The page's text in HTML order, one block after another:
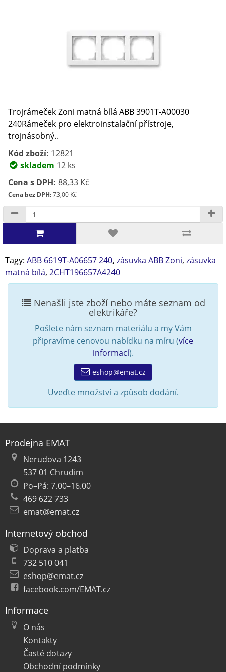
Trojrámeček Zoni matná bílá ABB 3901T-A00030
240Rámeček pro elektroinstalační přístroje,
trojnásobný..
Kód zboží: 12821
skladem 12 ks
Cena s DPH: 88,33 Kč
Cena bez DPH:73,00 Kč
Tagy: ABB 6619T-A06657 240, zásuvka ABB Zoni, zásuvka
matná bílá, 2CHT196657A4240
Nenašli jste zboží nebo máte seznam od
elektrikáře?
Pošlete nám seznam materiálu a my Vám
připravíme cenovou nabídku na míru (více
informací).
eshop@emat.cz
Uveďte množství a způsob dodání.
Prodejna EMAT
Nerudova 1243
537 01 Chrudim
Po–Pá: 7.00–16.00
469 622 733
emat@emat.cz
Internetový obchod
Doprava a platba
732 510 041
eshop@emat.cz
facebook.com/EMAT.cz
Informace
O nás
Kontakty
Časté dotazy
Obchodní podmínky